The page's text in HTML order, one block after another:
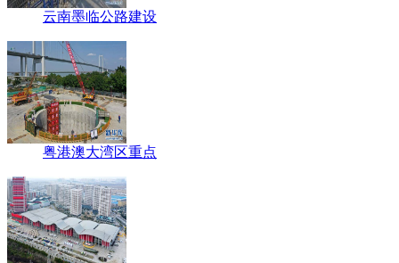
云南墨临公路建设
粤港澳大湾区重点